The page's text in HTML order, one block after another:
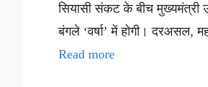
सियासी संकट के बीच मुख्यमंत्री
बंगले ‘वर्षा’ में होगी। दरअसल,
Read more